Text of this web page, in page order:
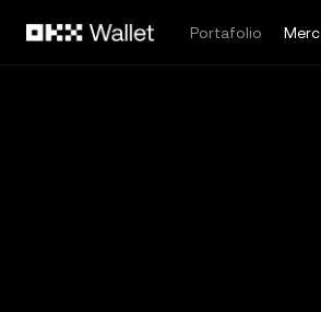
Portafolio
Merc.